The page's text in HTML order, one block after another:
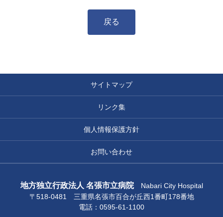
戻る
サイトマップ
リンク集
個人情報保護方針
お問い合わせ
地方独立行政法人 名張市立病院Nabari City Hospital
〒518-0481 三重県名張市百合が丘西1番町178番地
電話：0595-61-1100